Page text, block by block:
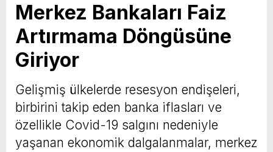
Merkez Bankaları Faiz
Artırmama Döngüsüne
Giriyor
Gelişmiş ülkelerde resesyon endişeleri,
birbirini takip eden banka iflasları ve
özellikle Covid-19 salgını nedeniyle
yaşanan ekonomik dalgalanmalar, merkez